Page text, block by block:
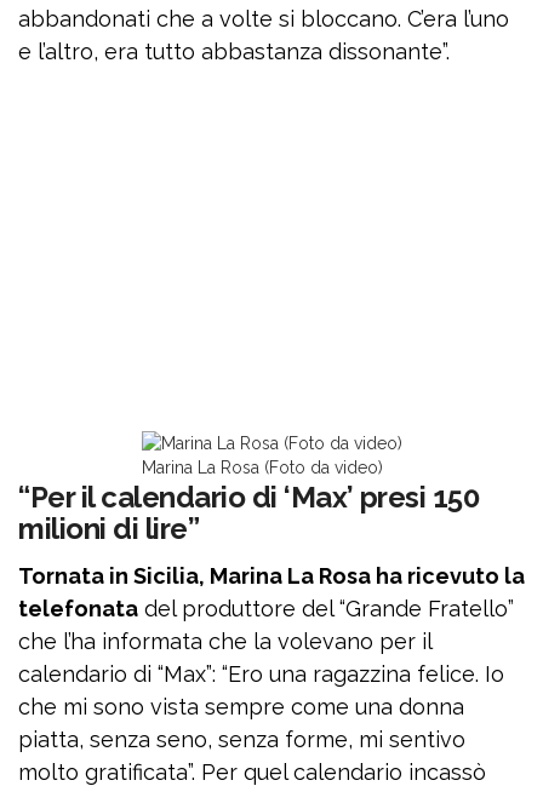
abbandonati che a volte si bloccano. C’era l’uno
e l’altro, era tutto abbastanza dissonante”.
Marina La Rosa (Foto da video)
“Per il calendario di ‘Max’ presi 150
milioni di lire”
Tornata in Sicilia, Marina La Rosa ha ricevuto la
telefonata del produttore del “Grande Fratello”
che l’ha informata che la volevano per il
calendario di “Max”: “Ero una ragazzina felice. Io
che mi sono vista sempre come una donna
piatta, senza seno, senza forme, mi sentivo
molto gratificata”. Per quel calendario incassò